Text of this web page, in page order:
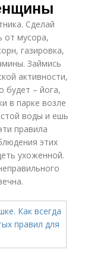
Сделай
от мусора,
газировка,
Займись
активности,
будет – йога,
в парке возле
воды и ешь
правила
этих
ухоженной.